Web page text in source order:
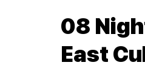
08
East